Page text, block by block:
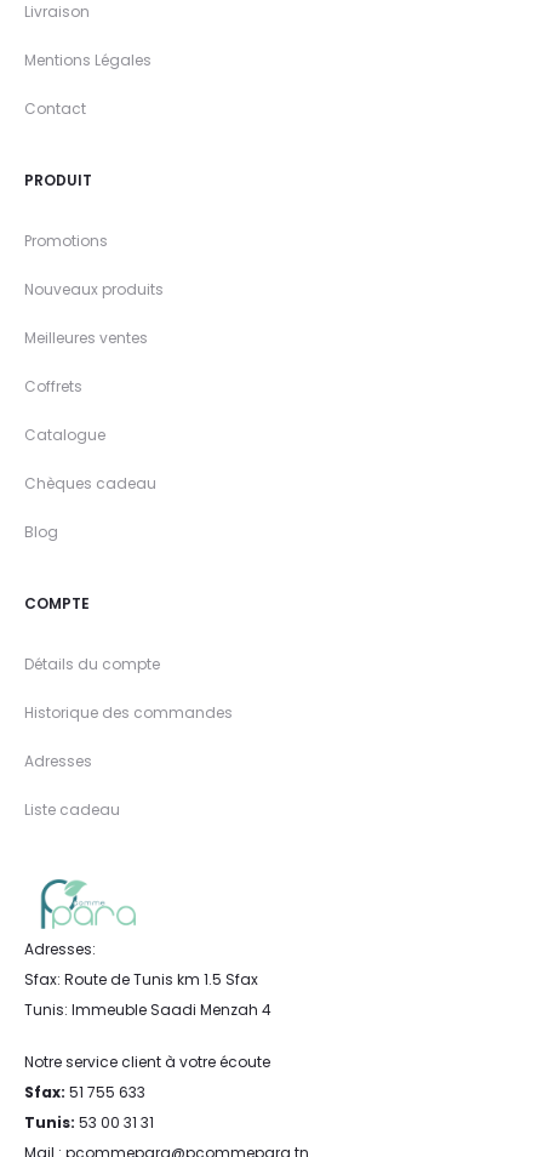
Livraison
Mentions Légales
Contact
PRODUIT
Promotions
Nouveaux produits
Meilleures ventes
Coffrets
Catalogue
Chèques cadeau
Blog
COMPTE
Détails du compte
Historique des commandes
Adresses
Liste cadeau
Adresses:
Sfax: Route de Tunis km 1.5 Sfax
Tunis: Immeuble Saadi Menzah 4
Notre service client à votre écoute
Sfax: 51 755 633
Tunis: 53 00 31 31
Mail : pcommepara@pcommepara.tn